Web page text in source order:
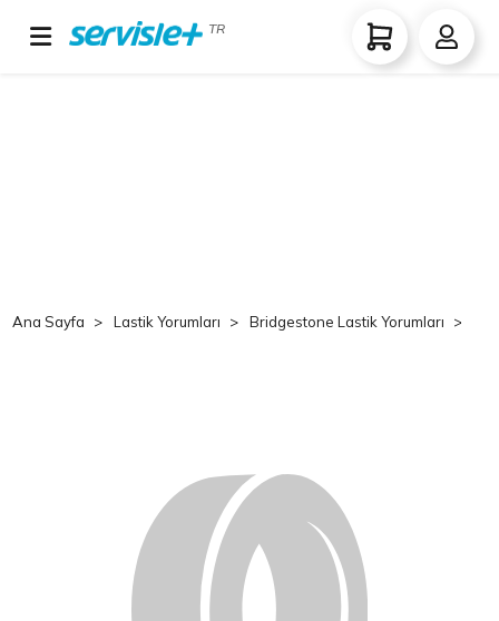
TR
Ana Sayfa Lastik Yorumları Bridgestone Lastik Yorumları